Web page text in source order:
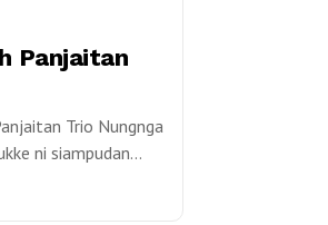
Panjaitan
Trio Nungnga
ni siampudan
tadingan